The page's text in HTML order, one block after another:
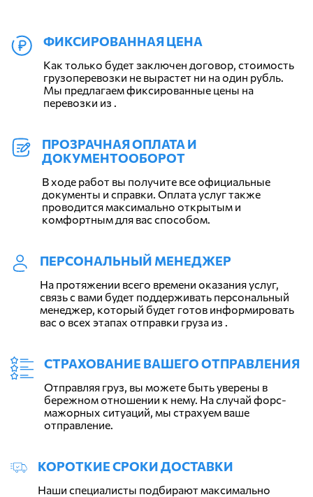
ФИКСИРОВАННАЯ ЦЕНА
Как только будет заключен договор, стоимость
грузоперевозки не вырастет ни на один рубль.
Мы предлагаем фиксированные цены на
перевозки из .
ПРОЗРАЧНАЯ ОПЛАТА И
ДОКУМЕНТООБОРОТ
В ходе работ вы получите все официальные
документы и справки. Оплата услуг также
проводится максимально открытым и
комфортным для вас способом.
ПЕРСОНАЛЬНЫЙ МЕНЕДЖЕР
На протяжении всего времени оказания услуг,
связь с вами будет поддерживать персональный
менеджер, который будет готов информировать
вас о всех этапах отправки груза из .
СТРАХОВАНИЕ ВАШЕГО ОТПРАВЛЕНИЯ
Отправляя груз, вы можете быть уверены в
бережном отношении к нему. На случай форс-
мажорных ситуаций, мы страхуем ваше
отправление.
КОРОТКИЕ СРОКИ ДОСТАВКИ
Наши специалисты подбирают максимально